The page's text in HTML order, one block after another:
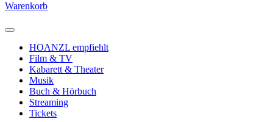
Warenkorb
HOANZL empfiehlt
Film & TV
Kabarett & Theater
Musik
Buch & Hörbuch
Streaming
Tickets